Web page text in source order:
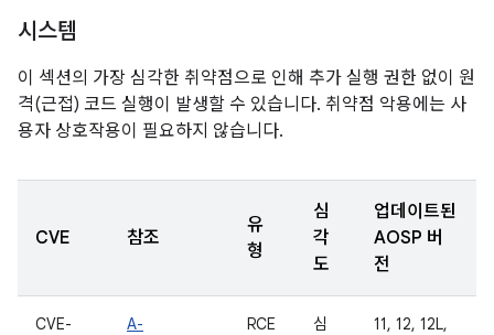
시스템
이 섹션의 가장 심각한 취약점으로 인해 추가 실행 권한 없이 원
격(근접) 코드 실행이 발생할 수 있습니다. 취약점 악용에는 사
용자 상호작용이 필요하지 않습니다.
CVE 참조
유
형
심
각
도
업데이트된
AOSP 버
전
CVE-
A-
RCE
심
11, 12, 12L,